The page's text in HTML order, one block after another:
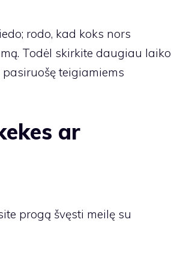
rodo, kad koks nors
Todėl skirkite daugiau laiko
teigiamiems
ar
progą švęsti meilę su